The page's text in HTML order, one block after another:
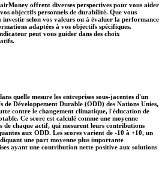
offrent diverses perspectives pour vous aider
objectifs personnels de durabilité. Que vous
selon vos valeurs ou à évaluer la performance
adaptées à vos objectifs spécifiques.
peut vous guider dans des choix
quelle mesure les entreprises sous-jacentes d'un
de Développement Durable (ODD) des Nations Unies,
contre le changement climatique, l'éducation de
Ce score est calculé comme une moyenne
de chaque actif, qui mesurent leurs contributions
aux ODD. Les scores varient de -10 à +10, un
une part moyenne plus importante
ayant une contribution nette positive aux solutions